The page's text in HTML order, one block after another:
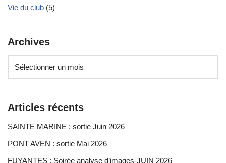
Vie du club (5)
Archives
Articles récents
SAINTE MARINE : sortie Juin 2026
PONT AVEN : sortie Mai 2026
FUYANTES : Soirée analyse d’images-JUIN 2026